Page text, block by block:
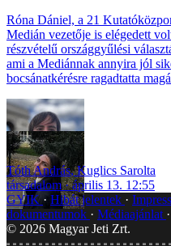
Róna Dániel, a 21
Medián vezetője is elégedett
részvételű országgyűlési
ami a Mediánnak annyira jól
bocsánatkérésre ragadtatta
Tóth András,Kuglics Sarolta
társadalom
április 13. 12:55
GYIK
Hibát jelentek
dokumentumok
Médiaajánlat
© 2026 Magyar Jeti Zrt.